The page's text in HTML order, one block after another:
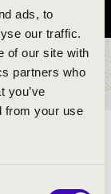
ads, to
our traffic.
of our site with
partners who
you’ve
from your use